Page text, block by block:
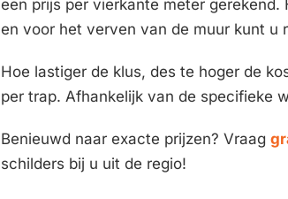
een prijs per vierkante meter
en voor het verven van de muur kunt u
Hoe lastiger de klus, des te hoger de
per trap. Afhankelijk van de specifieke
Benieuwd naar exacte prijzen? Vraag
schilders bij u uit de regio!